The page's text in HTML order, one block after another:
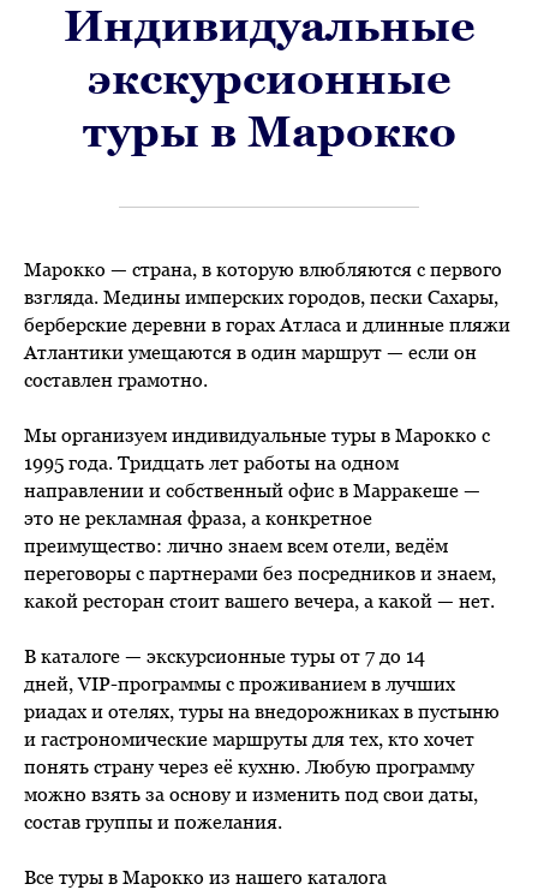
Индивидуальные
экскурсионные
туры в Марокко
Марокко — страна, в которую влюбляются с первого
взгляда. Медины имперских городов, пески Сахары,
берберские деревни в горах Атласа и длинные пляжи
Атлантики умещаются в один маршрут — если он
составлен грамотно.
Мы организуем индивидуальные туры в Марокко с
1995 года. Тридцать лет работы на одном
направлении и собственный офис в Марракеше —
это не рекламная фраза, а конкретное
преимущество: лично знаем всем отели, ведём
переговоры с партнерами без посредников и знаем,
какой ресторан стоит вашего вечера, а какой — нет.
В каталоге — экскурсионные туры от 7 до 14
дней, VIP-программы с проживанием в лучших
риадах и отелях, туры на внедорожниках в пустыню
и гастрономические маршруты для тех, кто хочет
понять страну через её кухню. Любую программу
можно взять за основу и изменить под свои даты,
состав группы и пожелания.
Все туры в Марокко из нашего каталога